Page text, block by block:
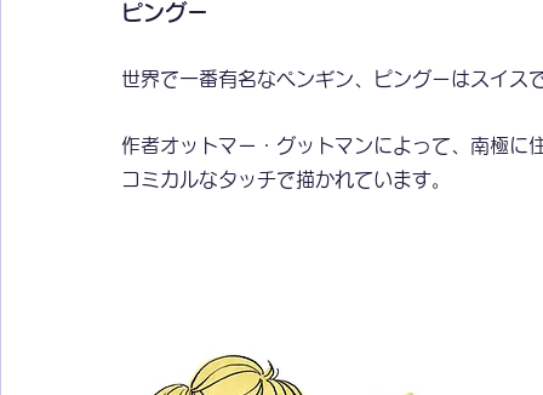
ピングー
世界で一番有名なペンギン、ピングーはスイス
作者オットマー・グットマンによって、南極に
コミカルなタッチで描かれています。